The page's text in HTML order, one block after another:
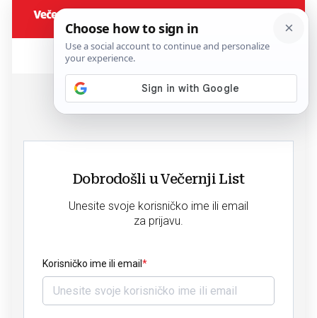
Dobrodošli u Večernji List
Unesite svoje korisničko ime ili email
za prijavu.
Korisničko ime ili email